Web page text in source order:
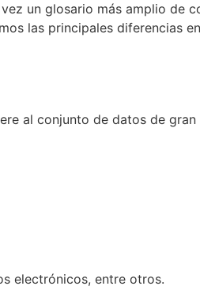
un glosario más amplio de
las principales diferencias
al conjunto de datos de
electrónicos, entre otros.